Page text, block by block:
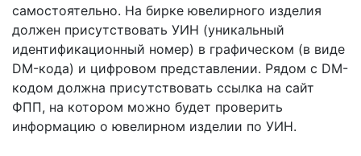
самостоятельно. На бирке ювелирного изделия
должен присутствовать УИН (уникальный
идентификационный номер) в графическом (в виде
DM-кода) и цифровом представлении. Рядом с DM-
кодом должна присутствовать ссылка на сайт
ФПП, на котором можно будет проверить
информацию о ювелирном изделии по УИН.